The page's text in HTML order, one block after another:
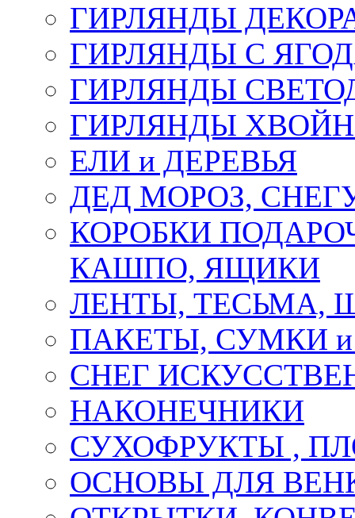
ГИРЛЯНДЫ
ГИРЛЯНДЫ С
ГИРЛЯНДЫ
ГИРЛЯНДЫ
ЕЛИ и ДЕРЕВЬЯ
ДЕД МОРОЗ,
КОРОБКИ
КАШПО, ЯЩИКИ
ЛЕНТЫ, ТЕСЬМА,
ПАКЕТЫ, СУМКИ
СНЕГ
НАКОНЕЧНИКИ
СУХОФРУКТЫ ,
ОСНОВЫ ДЛЯ